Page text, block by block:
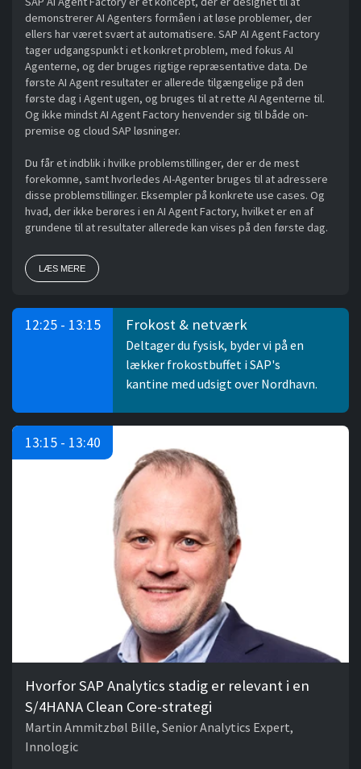
demonstrerer AI Agenters formåen i at løse problemer, der
ellers har været svært at automatisere. SAP AI Agent Factory
tager udgangspunkt i et konkret problem, med fokus AI
Agenterne, og der bruges rigtige repræsentative data. De
første AI Agent resultater er allerede tilgængelige på den
første dag i Agent ugen, og bruges til at rette AI Agenterne til.
Og ikke mindst AI Agent Factory henvender sig til både on-
premise og cloud SAP løsninger.
Du får et indblik i hvilke problemstillinger, der er de mest
forekomne, samt hvorledes AI-Agenter bruges til at adressere
disse problemstillinger. Eksempler på konkrete use cases. Og
hvad, der ikke berøres i en AI Agent Factory, hvilket er en af
grundene til at resultater allerede kan vises på den første dag.
LÆS MERE
12:25 - 13:15 Frokost & netværk
Deltager du fysisk, byder vi på en
lækker frokostbuffet i SAP's
kantine med udsigt over Nordhavn.
Hvorfor SAP Analytics stadig er relevant i en
S/4HANA Clean Core-strategi
Martin Ammitzbøl Bille, Senior Analytics Expert,
Innologic
13:15 - 13:40